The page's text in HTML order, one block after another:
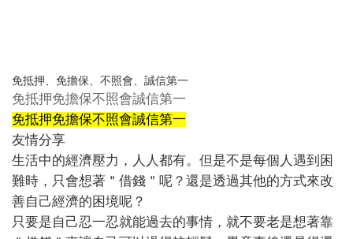
免抵押、免擔保、不照會、誠信第一
免抵押免擔保不照會誠信第一
免抵押免擔保不照會誠信第一
友情分享
生活中的經濟壓力，人人都有。但是不是每個人遇到困
難時，只會想著＂借錢＂呢？還是透過其他的方式來改
善自己經濟的困境呢？
只要是自己忍一忍就能過去的事情，就不要老是想著靠